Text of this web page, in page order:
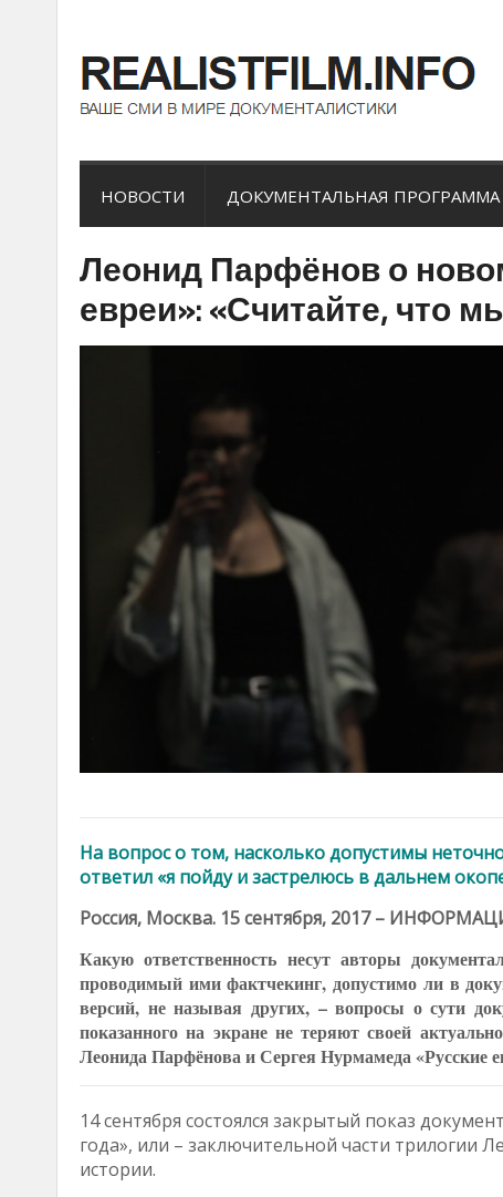
НОВОСТИ ДОКУМЕНТАЛЬНАЯ ПРОГРАММА
Леонид Парфёнов о
евреи»: «Считайте, что
На вопрос о том, насколько допустимы
ответил «я пойду и застрелюсь в дальнем
Россия, Москва. 15 сентября, 2017 –
Какую ответственность несут авторы
проводимый ими фактчекинг, допустимо ли в
версий, не называя других, – вопросы о сути
показанного на экране не теряют своей
Леонида Парфёнова и Сергея Нурмамеда «Русские
14 сентября состоялся закрытый показ
года», или – заключительной части трилогии
истории.